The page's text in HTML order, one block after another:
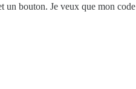
un bouton. Je veux que mon code